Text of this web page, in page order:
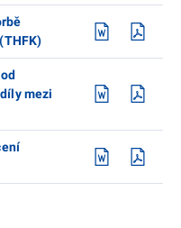
mezi